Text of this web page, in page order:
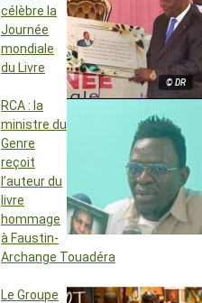
© DR
célèbre la
Journée
mondiale
du Livre
RCA : la
ministre du
Genre
reçoit
l’auteur du
livre
hommage
à Faustin-
Archange Touadéra
Le Groupe